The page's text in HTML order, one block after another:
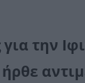
την
ήρθε